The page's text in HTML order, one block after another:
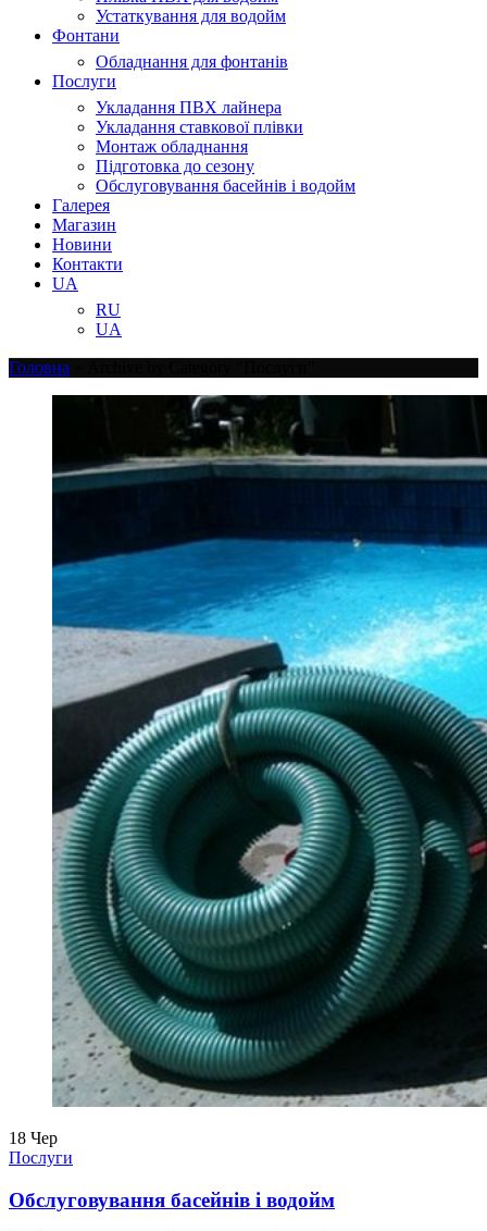
Устаткування для водойм
Фонтани
Обладнання для фонтанів
Послуги
Укладання ПВХ лайнера
Укладання ставкової плівки
Монтаж обладнання
Підготовка до сезону
Обслуговування басейнів і водойм
Галерея
Магазин
Новини
Контакти
UA
RU
UA
Головна
18 Чер
Послуги
Обслуговування басейнів і водойм